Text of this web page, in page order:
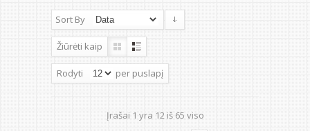
Sort By
Žiūrėti kaip
Rodyti per puslapį
Įrašai 1 yra 12iš 65 viso